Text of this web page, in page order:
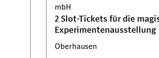
mbH
2 Slot-Tickets für die
Experimentenausstellung
Oberhausen